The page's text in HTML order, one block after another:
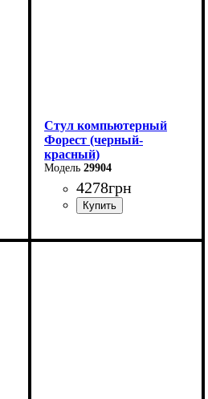
Стул компьютерный
Форест (черный-
красный)
29904
4278грн